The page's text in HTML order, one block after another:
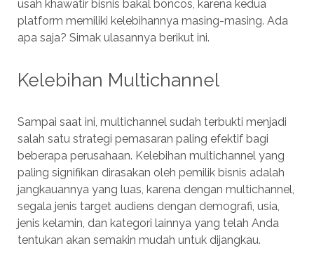
usah khawatir bisnis bakal boncos, karena kedua
platform memiliki kelebihannya masing-masing. Ada
apa saja? Simak ulasannya berikut ini.
Kelebihan Multichannel
Sampai saat ini, multichannel sudah terbukti menjadi
salah satu strategi pemasaran paling efektif bagi
beberapa perusahaan. Kelebihan multichannel yang
paling signifikan dirasakan oleh pemilik bisnis adalah
jangkauannya yang luas, karena dengan multichannel,
segala jenis target audiens dengan demografi, usia,
jenis kelamin, dan kategori lainnya yang telah Anda
tentukan akan semakin mudah untuk dijangkau.